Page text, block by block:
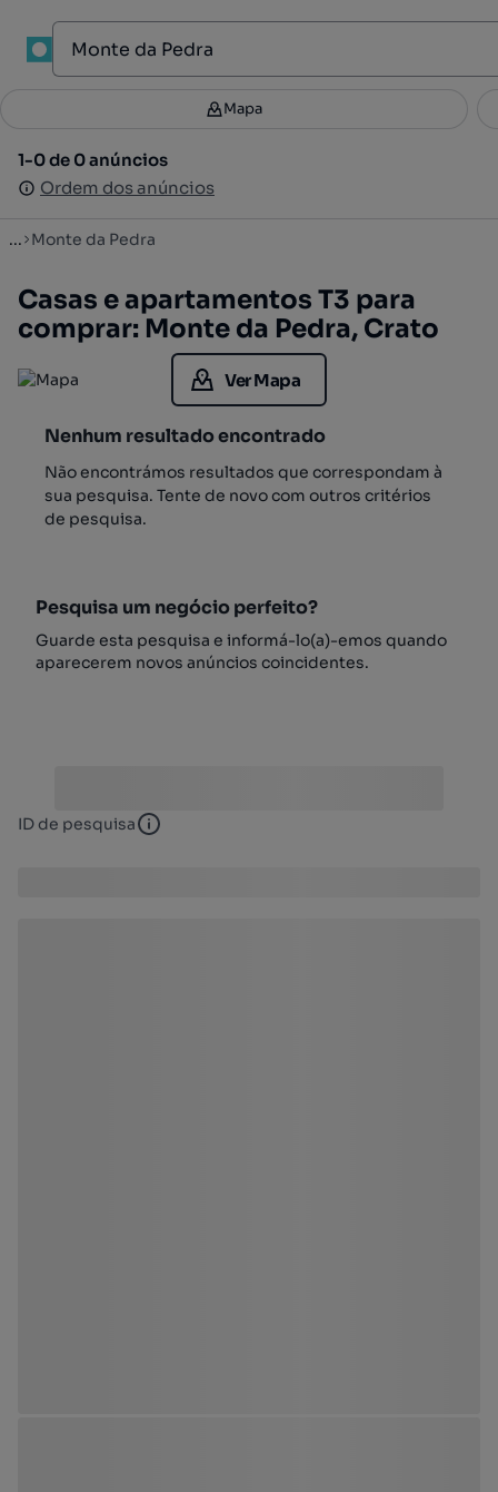
Filtros 2
1-0 de 0 anúncios
Ordem dos anúncios
Mapa
1-0 de 0 anúncios
Ordem dos anúncios
... Monte da Pedra
Casas e apartamentos T3 para
comprar: Monte da Pedra, Crato
Ver Mapa
Nenhum resultado encontrado
Não encontrámos resultados que correspondam à
sua pesquisa. Tente de novo com outros critérios
de pesquisa.
Pesquisa um negócio perfeito?
Guarde esta pesquisa e informá-lo(a)-emos quando
aparecerem novos anúncios coincidentes.
ID de pesquisa ID de pesquisa